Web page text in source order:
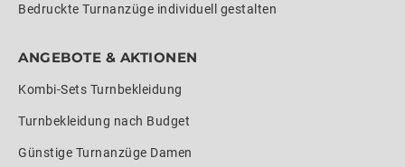
Bedruckte Turnanzüge individuell gestalten
ANGEBOTE & AKTIONEN
Kombi-Sets Turnbekleidung
Turnbekleidung nach Budget
Günstige Turnanzüge Damen